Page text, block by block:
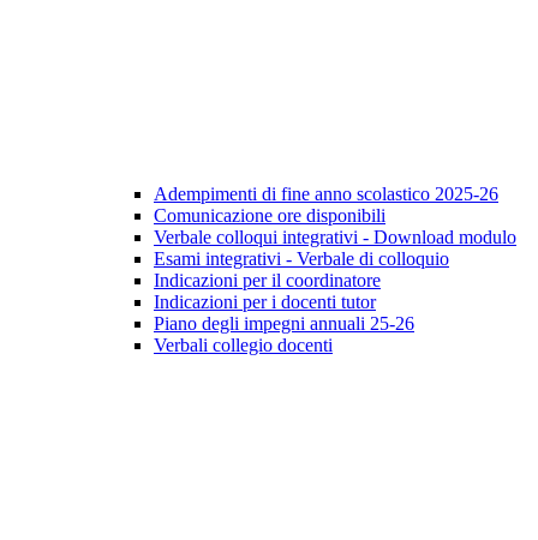
Adempimenti di fine anno scolastico 2025-26
Comunicazione ore disponibili
Verbale colloqui integrativi - Download modulo
Esami integrativi - Verbale di colloquio
Indicazioni per il coordinatore
Indicazioni per i docenti tutor
Piano degli impegni annuali 25-26
Verbali collegio docenti